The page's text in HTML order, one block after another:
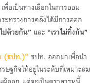
อเป็นทางเลือกในการออม
ทรวงการคลังได้มีการออก
ปด้วยกัน” และ “เราไม่ทิ้งกัน”
(ธปท.)” ธปท. ออกมาเพื่อนำ
ษฐกิจให้อยู่ในระดับที่เหมาะสม